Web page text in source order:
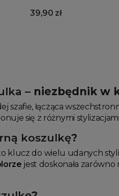
39,90 zł
– niezbędnik w
szafie, łącząca
się z różnymi
koszulkę?
klucz do wielu udanych
jest doskonała